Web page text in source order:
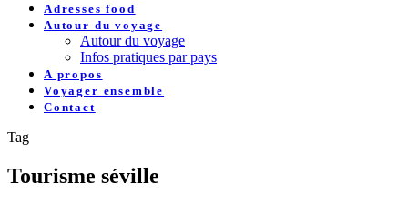
Adresses food
Autour du voyage
Autour du voyage
Infos pratiques par pays
A propos
Voyager ensemble
Contact
Tag
Tourisme séville